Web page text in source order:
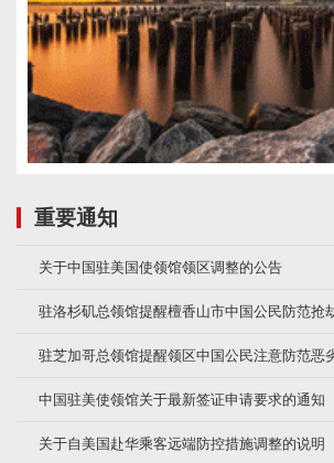
重要通知
关于中国驻美国使领馆领区调整的公告
驻洛杉矶总领馆提醒檀香山市中国公民防范抢
驻芝加哥总领馆提醒领区中国公民注意防范恶
中国驻美使领馆关于最新签证申请要求的通知
关于自美国赴华乘客远端防控措施调整的说明